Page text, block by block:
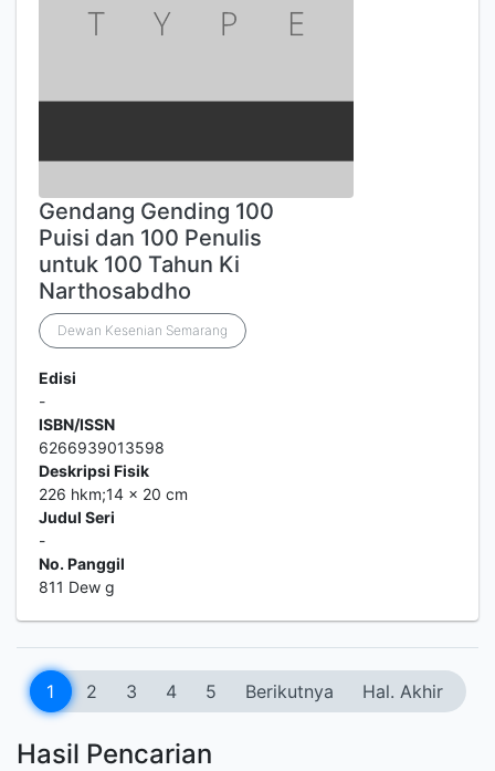
Gendang Gending 100
Puisi dan 100 Penulis
untuk 100 Tahun Ki
Narthosabdho
Dewan Kesenian Semarang
Edisi
-
ISBN/ISSN
6266939013598
Deskripsi Fisik
226 hkm;14 x 20 cm
Judul Seri
-
No. Panggil
811 Dew g
1 2 3 4 5 Berikutnya Hal. Akhir
Hasil Pencarian